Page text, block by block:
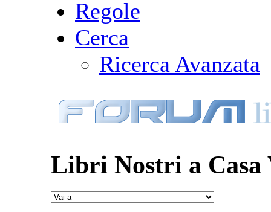
Regole
Cerca
Ricerca Avanzata
Libri Nostri a Casa